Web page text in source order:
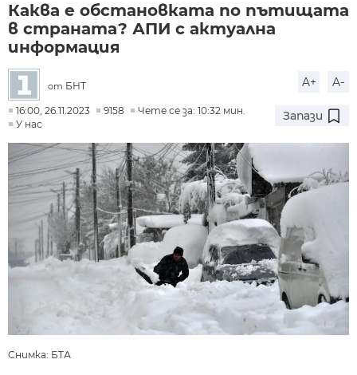
Каква е обстановката по пътищата
в страната? АПИ с актуална
информация
от БНТ A+ A-
16:00, 26.11.2023 9158
Чете се за: 10:32 мин.
У нас
Запази
Снимка: БТА